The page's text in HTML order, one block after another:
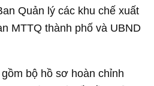
Quản lý các khu chế xuất
MTTQ thành phố và UBND
bộ hồ sơ hoàn chỉnh